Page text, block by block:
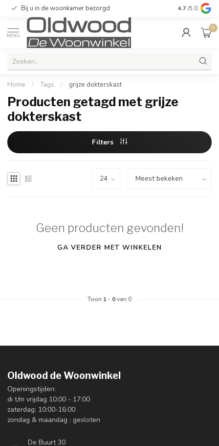
Bij u in de woonkamer bezorgd Kwaliteit &
4.7 /5.0
MENU
0
Home / Tags / grijze dokterskast
Producten getagd met grijze
dokterskast
Filters
Geen producten gevonden!
GA VERDER MET WINKELEN
Toon 1 - 0van 0
Oldwood de Woonwinkel
Openingstijden:
di t/m vrijdag 10:00 - 17:00
zaterdag: 10:00-16:00
zondag & maandag : gesloten
De Buurt 30